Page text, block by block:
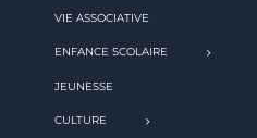
VIE ASSOCIATIVE
ENFANCE SCOLAIRE
JEUNESSE
CULTURE